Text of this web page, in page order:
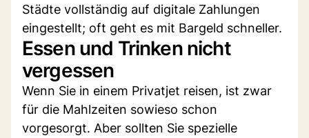
Städte vollständig auf digitale Zahlungen
eingestellt; oft geht es mit Bargeld schneller.
Essen und Trinken nicht
vergessen
Wenn Sie in einem Privatjet reisen, ist zwar
für die Mahlzeiten sowieso schon
vorgesorgt. Aber sollten Sie spezielle